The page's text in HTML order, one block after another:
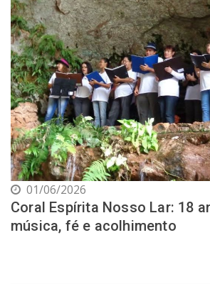
01/06/2026
Coral Espírita Nosso Lar: 18
música, fé e acolhimento